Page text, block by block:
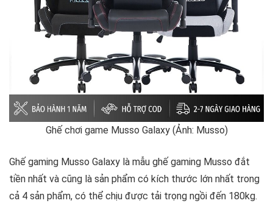
Ghế chơi game Musso Galaxy (Ảnh: Musso)
Ghế gaming Musso Galaxy là mẫu ghế gaming Musso đắt
tiền nhất và cũng là sản phẩm có kích thước lớn nhất trong
cả 4 sản phẩm, có thể chịu được tải trọng ngồi đến 180kg.